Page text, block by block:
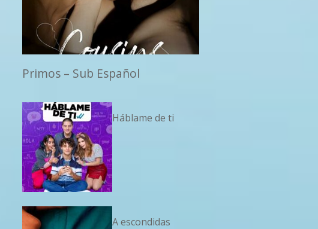
Primos – Sub Español
Háblame de ti
A escondidas